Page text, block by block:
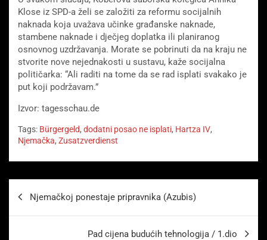
Klose iz SPD-a želi se založiti za reformu socijalnih
naknada koja uvažava učinke građanske naknade,
stambene naknade i dječjeg doplatka ili planiranog
osnovnog uzdržavanja. Morate se pobrinuti da na kraju ne
stvorite nove nejednakosti u sustavu, kaže socijalna
političarka: “Ali raditi na tome da se rad isplati svakako je
put koji podržavam.”
Izvor: tagesschau.de
Tags: Bürgergeld, dodatni posao ne isplati, Hartza IV,
Njemačka, Zusatzverdienst
Njemačkoj ponestaje pripravnika (Azubis)
Pad cijena budućih tehnologija / 1.dio